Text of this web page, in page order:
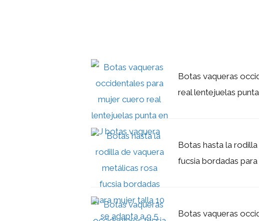
Botas vaqueras
real lentejuelas
Botas hasta la
fucsia bordadas
Botas vaqueras